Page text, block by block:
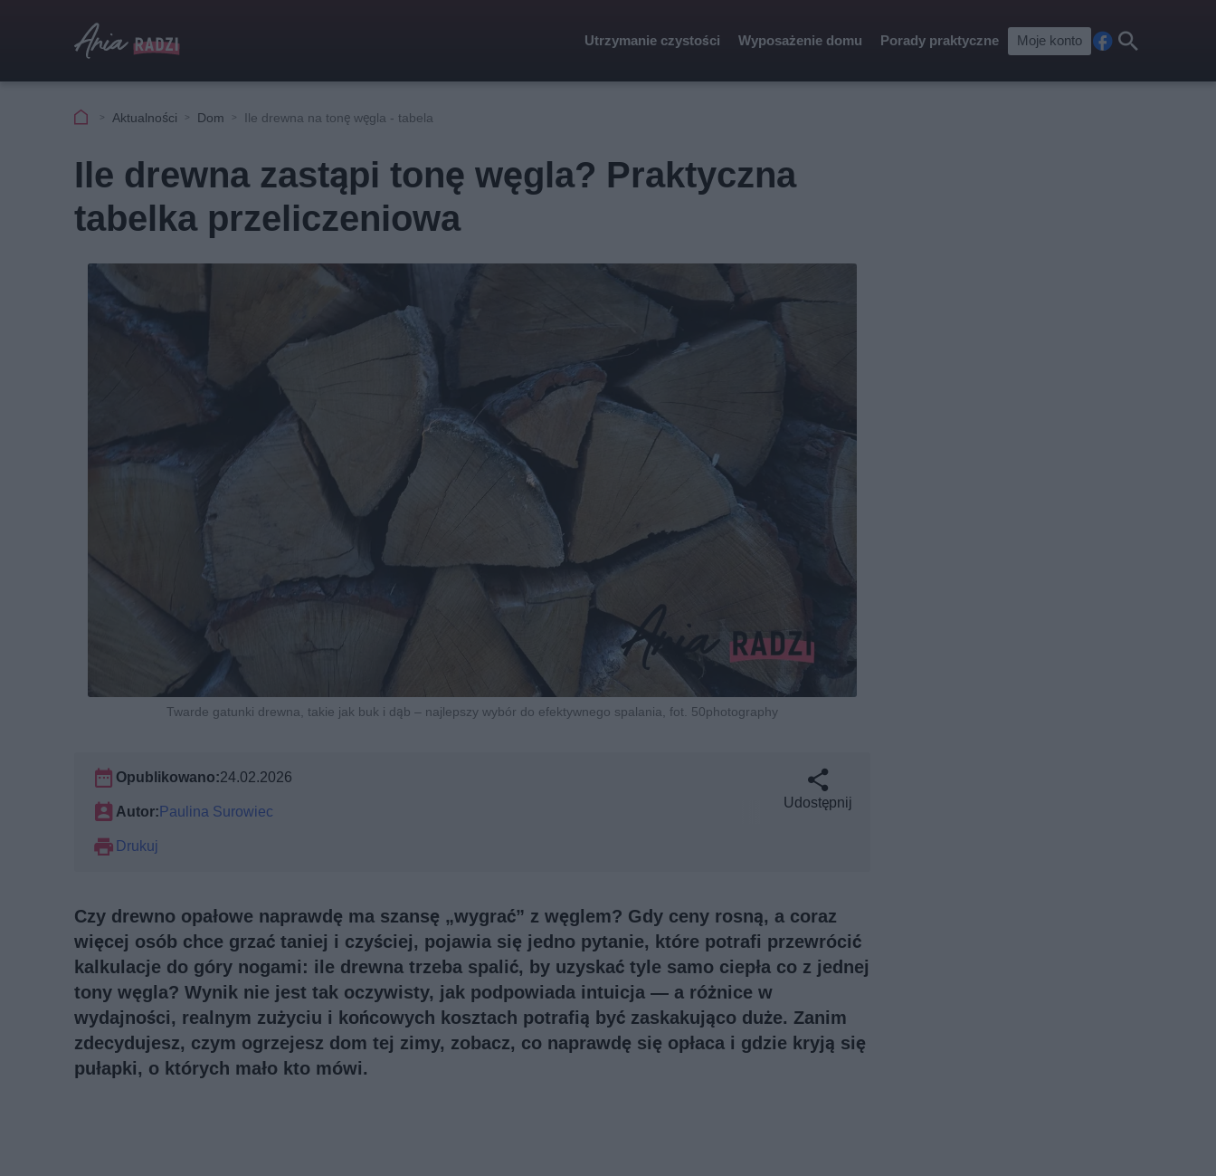
Utrzymanie czystości Wyposażenie domu Porady praktyczne Moje konto
cebkaj
Aktualności Dom Ile drewna na tonę węgla - tabela
Ile drewna zastąpi tonę węgla? Praktyczna
tabelka przeliczeniowa
Twarde gatunki drewna, takie jak buk i dąb – najlepszy wybór do efektywnego spalania, fot. 50photography
Opublikowano:24.02.2026
Autor:Paulina Surowiec
Drukuj
Udostępnij
Czy drewno opałowe naprawdę ma szansę „wygrać” z węglem? Gdy ceny rosną, a coraz
więcej osób chce grzać taniej i czyściej, pojawia się jedno pytanie, które potrafi przewrócić
kalkulacje do góry nogami: ile drewna trzeba spalić, by uzyskać tyle samo ciepła co z jednej
tony węgla? Wynik nie jest tak oczywisty, jak podpowiada intuicja — a różnice w
wydajności, realnym zużyciu i końcowych kosztach potrafią być zaskakująco duże. Zanim
zdecydujesz, czym ogrzejesz dom tej zimy, zobacz, co naprawdę się opłaca i gdzie kryją się
pułapki, o których mało kto mówi.